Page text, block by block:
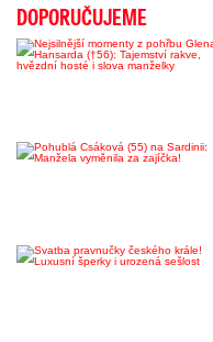
DOPORUČUJEME